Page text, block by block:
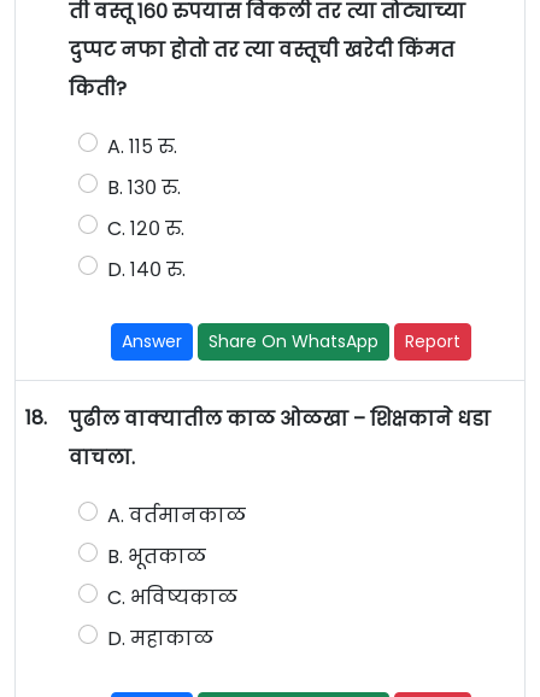
ती वस्तू १६० रुपयास विकली तर त्या तोट्याच्या
दुप्पट नफा होतो तर त्या वस्तूची खरेदी किंमत
किती?
A. ११५ रु.
B. १३० रु.
C. १२० रु.
D. १४० रु.
Answer Share On WhatsApp Report
18.
पुढील वाक्यातील काळ ओळखा – शिक्षकाने धडा
वाचला.
A. वर्तमानकाळ
B. भूतकाळ
C. भविष्यकाळ
D. महाकाळ